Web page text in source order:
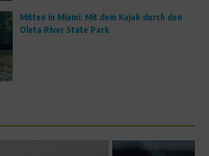
Mitten in Miami: Mit dem Kajak durch den
Oleta River State Park